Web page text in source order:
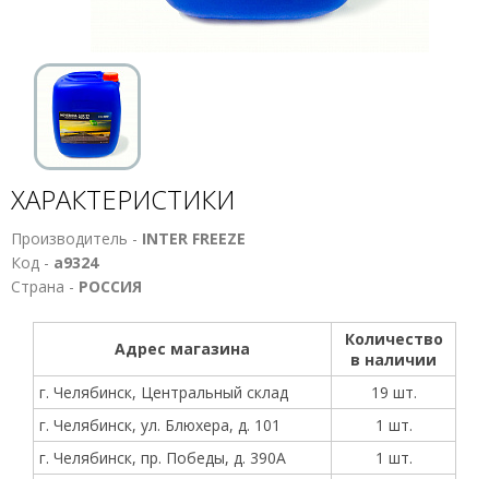
ХАРАКТЕРИСТИКИ
Производитель - INTER FREEZE
Код - а9324
Страна - РОССИЯ
Адрес магазина
Количество
в наличии
г. Челябинск, Центральный склад
19 шт.
г. Челябинск, ул. Блюхера, д. 101
1 шт.
г. Челябинск, пр. Победы, д. 390А
1 шт.